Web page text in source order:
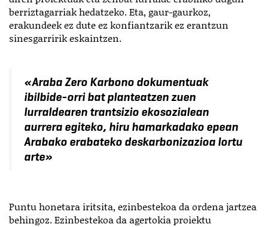
berriztagarriak hedatzeko. Eta, gaur-gaurkoz,
erakundeek ez dute ez konfiantzarik ez erantzun
sinesgarririk eskaintzen.
«Araba Zero Karbono dokumentuak
ibilbide-orri bat planteatzen zuen
lurraldearen trantsizio ekosozialean
aurrera egiteko, hiru hamarkadako epean
Arabako erabateko deskarbonizazioa lortu
arte»
Puntu honetara iritsita, ezinbestekoa da ordena jartzea
behingoz. Ezinbestekoa da agertokia proiektu